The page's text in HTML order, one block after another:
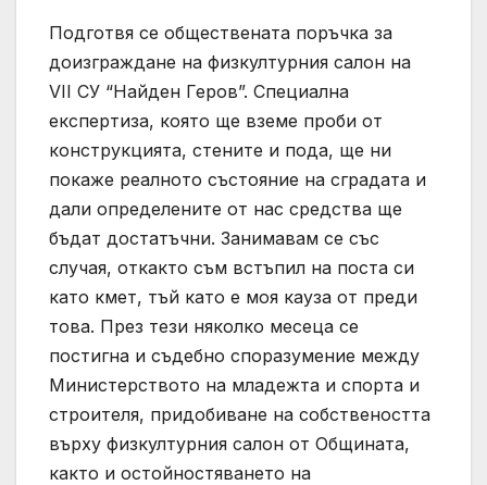
Подготвя се обществената поръчка за
доизграждане на физкултурния салон на
VII СУ “Найден Геров”. Специална
експертиза, която ще вземе проби от
конструкцията, стените и пода, ще ни
покаже реалното състояние на сградата и
дали определените от нас средства ще
бъдат достатъчни. Занимавам се със
случая, откакто съм встъпил на поста си
като кмет, тъй като е моя кауза от преди
това. През тези няколко месеца се
постигна и съдебно споразумение между
Министерството на младежта и спорта и
строителя, придобиване на собствеността
върху физкултурния салон от Общината,
както и остойностяването на